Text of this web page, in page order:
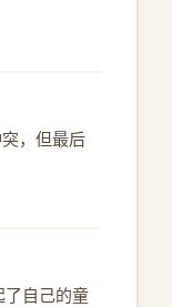
，但最后
自己的童